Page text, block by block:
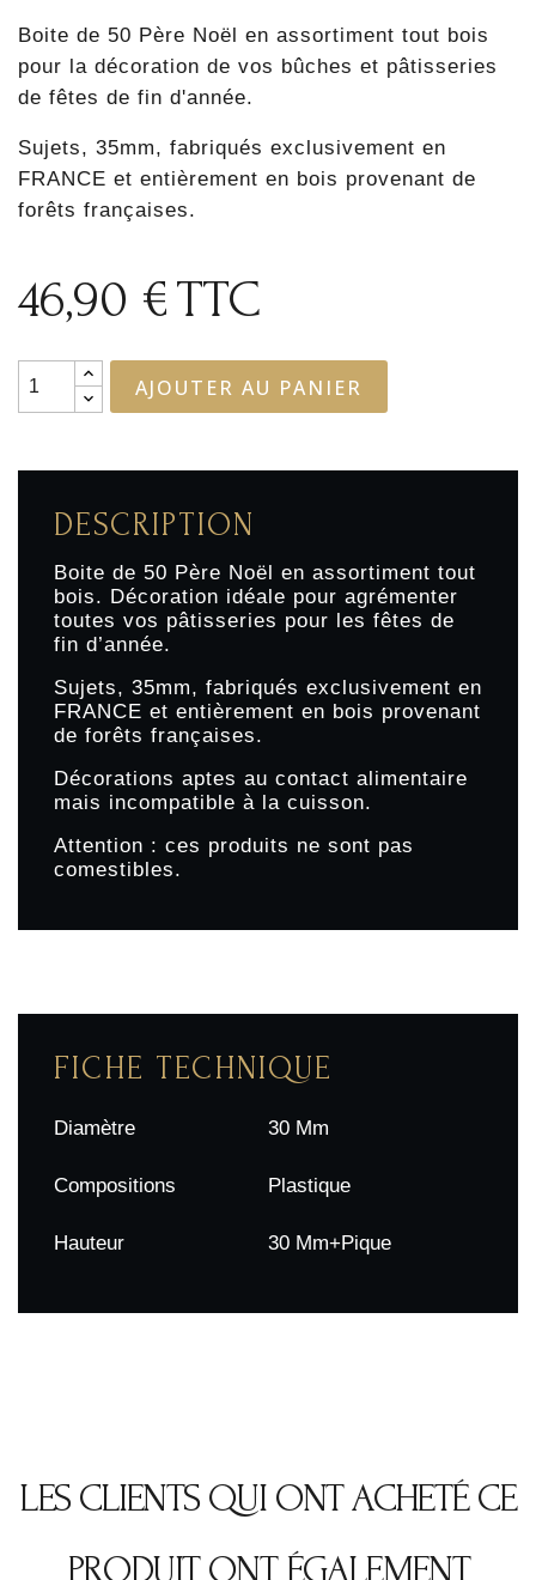
Boite de 50 Père Noël en assortiment tout bois
pour la décoration de vos bûches et pâtisseries
de fêtes de fin d'année.
Sujets, 35mm, fabriqués exclusivement en
FRANCE et entièrement en bois provenant de
forêts françaises.
46,90 €TTC
AJOUTER AU PANIER
DESCRIPTION
Boite de 50 Père Noël en assortiment tout
bois. Décoration idéale pour agrémenter
toutes vos pâtisseries pour les fêtes de
fin d’année.
Sujets, 35mm, fabriqués exclusivement en
FRANCE et entièrement en bois provenant
de forêts françaises.
Décorations aptes au contact alimentaire
mais incompatible à la cuisson.
Attention : ces produits ne sont pas
comestibles.
FICHE TECHNIQUE
Diamètre 30 Mm
Compositions Plastique
Hauteur 30 Mm+pique
LES CLIENTS QUI ONT ACHETÉ CE
PRODUIT ONT ÉGALEMENT